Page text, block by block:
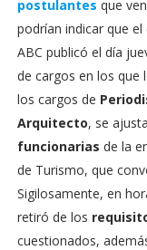
postulantes que
podrían indicar que
ABC publicó el día
de cargos en los que
los cargos de
Arquitecto, se
funcionarias de la
de Turismo, que
Sigilosamente, en
retiró de los
cuestionados,